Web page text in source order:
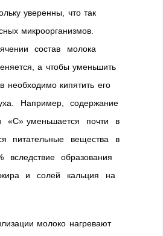
уверенны, что так
микроорганизмов.
состав молока
а чтобы уменьшить
необходимо кипятить его
Например, содержание
«С» уменьшается почти в
питательные вещества в
вследствие образования
и солей кальция на
молоко нагревают